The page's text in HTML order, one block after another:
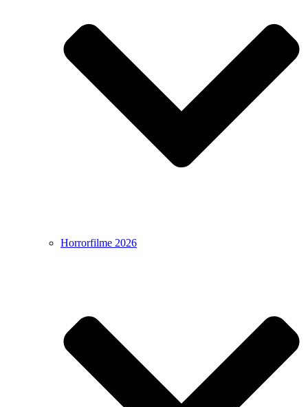
Horrorfilme 2026